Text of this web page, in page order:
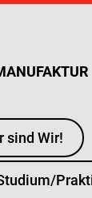
sind Wir!